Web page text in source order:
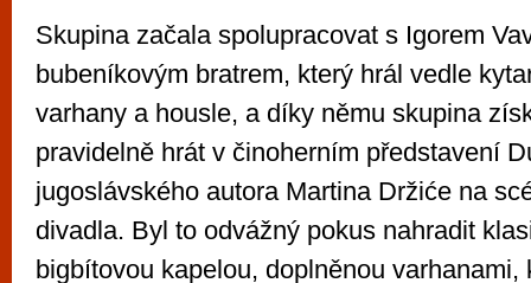
Skupina začala spolupracovat s Igorem
bubeníkovým bratrem, který hrál vedle
varhany a housle, a díky němu skupina
pravidelně hrát v činoherním představení
jugoslávského autora Martina Držiće na
divadla. Byl to odvážný pokus nahradit
bigbítovou kapelou, doplněnou varhanami,